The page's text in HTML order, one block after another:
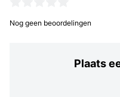
Nog geen beoordelingen
Plaats